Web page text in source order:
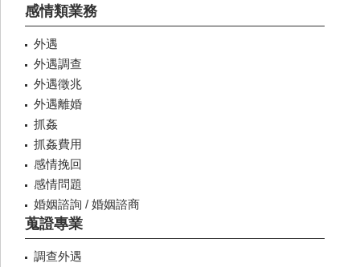
感情類業務
外遇
外遇調查
外遇徵兆
外遇離婚
抓姦
抓姦費用
感情挽回
感情問題
婚姻諮詢 / 婚姻諮商
蒐證專業
調查外遇